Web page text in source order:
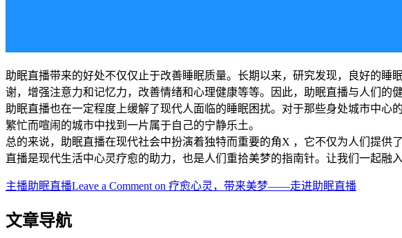
助眠直播带来的好处不仅仅止于改善睡眠质量。长期以来，研究发现，良好的
谢，增强注意力和记忆力，改善情绪和心理健康等等。因此，助眠直播与人们的健
助眠直播也在一定程度上缓解了现代人面临的睡眠困扰。对于那些身处城市中
繁忙而喧闹的城市中找到一片属于自己的宁静乐土。
总的来说，助眠直播在现代社会中扮演着独特而重要的角X ，它不仅为人们提
直播是现代生活中心灵疗愈的助力，也是人们重拾美梦的指南针。让我们一起融
主播助眠直播Leave a Comment on 疗愈心灵，带来美梦——走进助眠直播
文章导航